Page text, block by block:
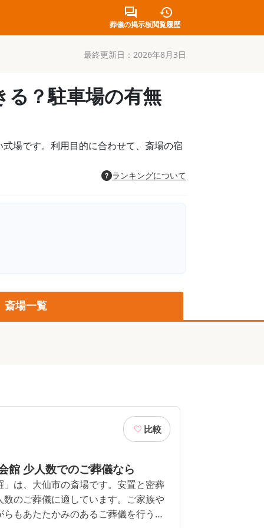
葬儀の掲示板閲覧履歴
最終更新日： 2026年8月3日
る？駐車場の有無
場です。利用目的に合わせて、斎場の宿
ランキングについて
斎場一覧
比較
館 少人数でのご葬儀なら
は、大仙市の斎場です。安置と密葬
数のご葬儀に適しています。ご家族や
もあたたかみのあるご葬儀を行うこ